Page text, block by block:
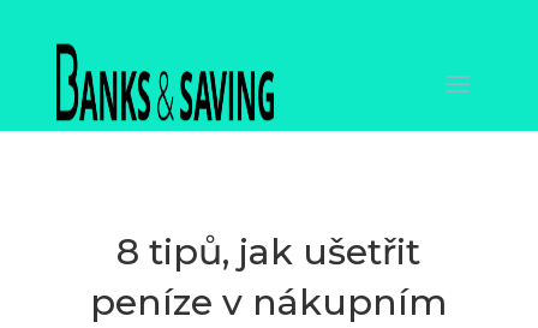
8 tipů, jak ušetřit
peníze v nákupním